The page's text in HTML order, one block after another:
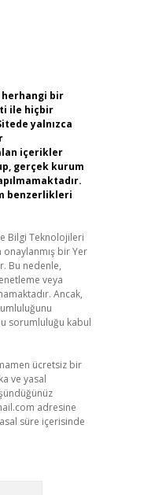
bir
ile hiçbir
yalnızca
içerikler
gerçek kurum
benzerlikleri
Bilgi Teknolojileri
onaylanmış bir Yer
Bu nedenle,
veya
Ancak,
sorumluluğu kabul
ücretsiz bir
ve yasal
adresine
süre içerisinde